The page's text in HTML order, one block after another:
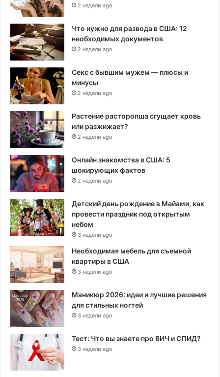
2 недели ago
Что нужно для развода в США: 12
необходимых документов
2 недели ago
Секс с бывшим мужем — плюсы и
минусы
2 недели ago
Растение расторопша сгущает кровь
или разжижает?
2 недели ago
Онлайн знакомства в США: 5
шокирующих фактов
2 недели ago
Детский день рождение в Майами, как
провести праздник под открытым
небом
3 недели ago
Необходимая мебель для съемной
квартиры в США
3 недели ago
Маникюр 2026: идеи и лучшие решения
для стильных ногтей
3 недели ago
Тест: Что вы знаете про ВИЧ и СПИД?
3 недели ago